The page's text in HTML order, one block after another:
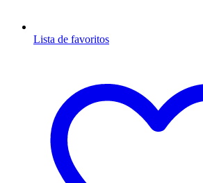
Lista de favoritos